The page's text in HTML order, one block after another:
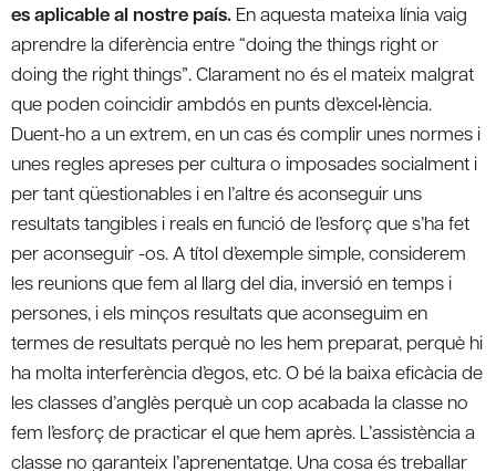
es aplicable al nostre país. En aquesta mateixa línia vaig
aprendre la diferència entre “doing the things right or
doing the right things”. Clarament no és el mateix malgrat
que poden coincidir ambdós en punts d’excel•lència.
Duent-ho a un extrem, en un cas és complir unes normes i
unes regles apreses per cultura o imposades socialment i
per tant qüestionables i en l’altre és aconseguir uns
resultats tangibles i reals en funció de l’esforç que s’ha fet
per aconseguir -os. A títol d’exemple simple, considerem
les reunions que fem al llarg del dia, inversió en temps i
persones, i els minços resultats que aconseguim en
termes de resultats perquè no les hem preparat, perquè hi
ha molta interferència d’egos, etc. O bé la baixa eficàcia de
les classes d’anglès perquè un cop acabada la classe no
fem l’esforç de practicar el que hem après. L’assistència a
classe no garanteix l’aprenentatge. Una cosa és treballar